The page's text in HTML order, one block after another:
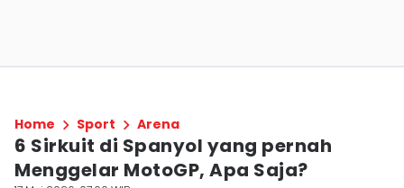
Home Sport Arena
6 Sirkuit di Spanyol yang pernah
Menggelar MotoGP, Apa Saja?